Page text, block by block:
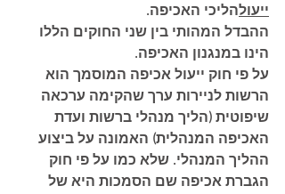
ייעולהליכי האכיפה.
ההבדל המהותי בין שני החוקים הללו
הינו במנגנון האכיפה.
על פי חוק ייעול אכיפה המוסמך הוא
הרשות לניירות ערך שהקימה ערכאה
שיפוטית (הליך מנהלי ברשות ועדת
האכיפה המנהלית) האמונה על ביצוע
ההליך המנהלי. שלא כמו על פי חוק
הגברת אכיפה שם הסמכות היא של